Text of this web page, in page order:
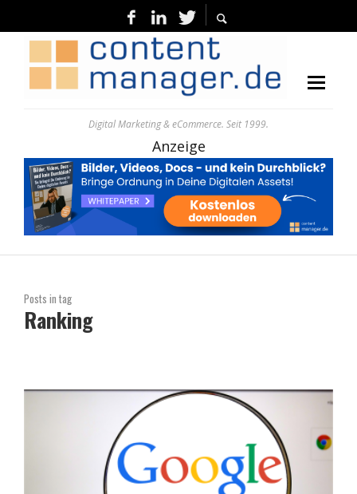
Digital Marketing & eCommerce. Seit 1999.
Anzeige
Posts in tag
Ranking